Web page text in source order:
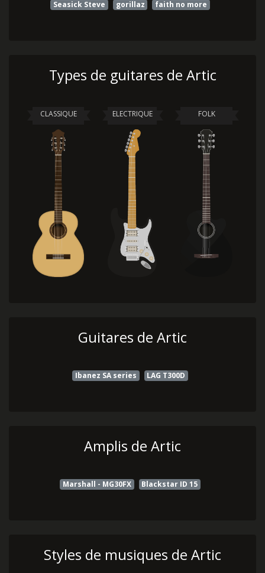
Seasick Steve
gorillaz faith no more
Types de guitares de Artic
CLASSIQUE ELECTRIQUE FOLK
Guitares de Artic
Ibanez SA series LAG T300D
Amplis de Artic
Marshall - MG30FX Blackstar ID 15
Styles de musiques de Artic